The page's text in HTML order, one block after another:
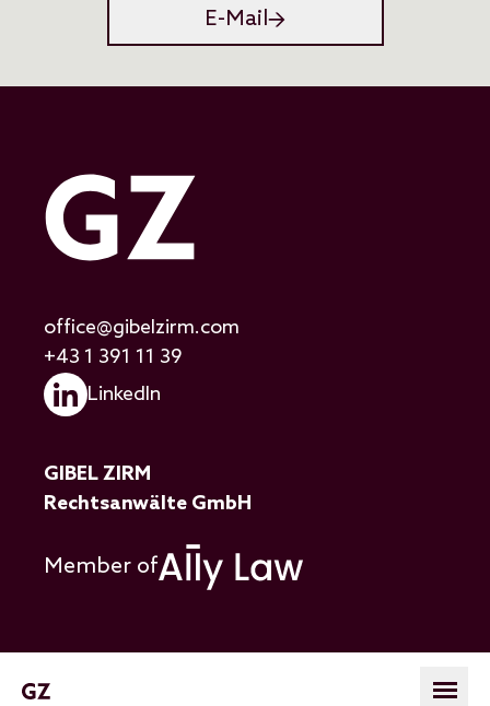
E-Mail
office@gibelzirm.com
+43 1 391 11 39
LinkedIn
Member of
GIBEL ZIRM
Rechtsanwälte GmbH